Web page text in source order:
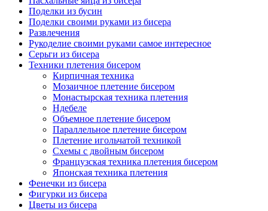
Поделки из бусин
Поделки своими руками из бисера
Развлечения
Рукоделие своими руками самое интересное
Серьги из бисера
Техники плетения бисером
Кирпичная техника
Мозаичное плетение бисером
Монастырская техника плетения
Ндебеле
Объемное плетение бисером
Параллельное плетение бисером
Плетение игольчатой техникой
Схемы с двойным бисером
Французская техника плетения бисером
Японская техника плетения
Фенечки из бисера
Фигурки из бисера
Цветы из бисера